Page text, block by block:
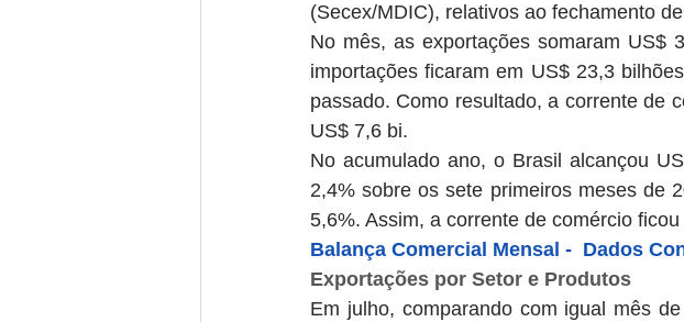
(Secex/MDIC), relativos ao fechamento
No mês, as exportações somaram US$
importações ficaram em US$ 23,3
passado. Como resultado, a corrente de
US$ 7,6 bi.
No acumulado ano, o Brasil alcançou
2,4% sobre os sete primeiros meses de
5,6%. Assim, a corrente de comércio
Balança Comercial Mensal -  Dados
Exportações por Setor e Produtos
Em julho, comparando com igual mês